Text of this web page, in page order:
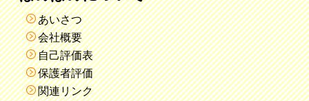
あいさつ
会社概要
自己評価表
保護者評価
関連リンク